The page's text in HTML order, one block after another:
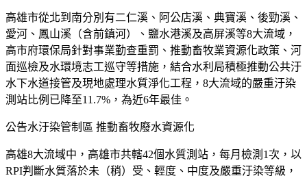
高雄市從北到南分別有二仁溪、阿公店溪、典寶溪、後勁溪、
愛河、鳳山溪（含前鎮河）、鹽水港溪及高屏溪等8大流域，
高市府環保局針對事業勤查重罰、推動畜牧業資源化政策、河
面巡檢及水環境志工巡守等措施，結合水利局積極推動公共汙
水下水道接管及現地處理水質淨化工程，8大流域的嚴重汙染
測站比例已降至11.7%，為近6年最佳。
公告水汙染管制區 推動畜牧廢水資源化
高雄8大流域中，高雄市共轄42個水質測站，每月檢測1次，以
RPI判斷水質落於未（稍）受、輕度、中度及嚴重汙染等級，